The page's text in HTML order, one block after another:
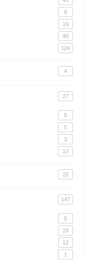
8
19
40
124
4
27
5
5
3
13
22
147
5
18
12
1